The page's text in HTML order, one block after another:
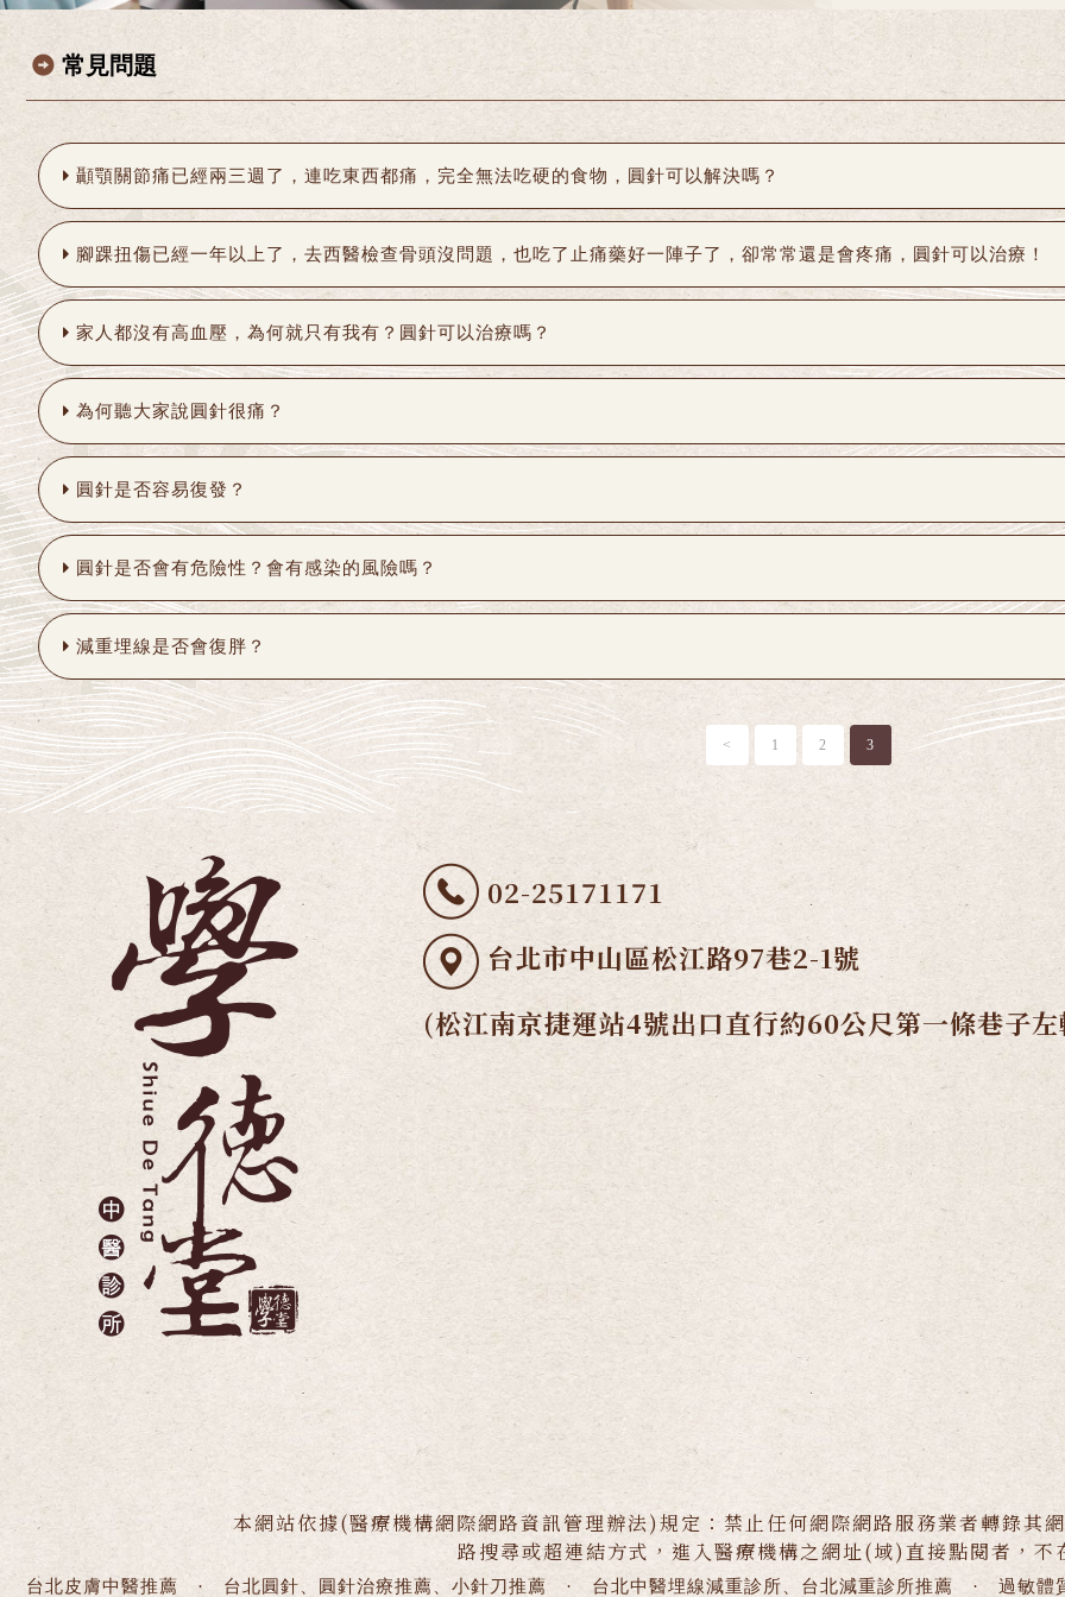
常見問題
顳顎關節痛已經兩三週了，連吃東西都痛，完全無法吃硬的食物，圓針可以解決嗎？
腳踝扭傷已經一年以上了，去西醫檢查骨頭沒問題，也吃了止痛藥好一陣子了，卻常常還是會疼痛，圓針可以治療！
家人都沒有高血壓，為何就只有我有？圓針可以治療嗎？
為何聽大家說圓針很痛？
圓針是否容易復發？
圓針是否會有危險性？會有感染的風險嗎？
減重埋線是否會復胖？
< 1 2 3
02-25171171
台北市中山區松江路97巷2-1號
(松江南京捷運站4號出口直行約60公尺第一條巷子
本網站依據(醫療機構網際網路資訊管理辦法)規定：禁止任何網際網路服務業者轉錄其
路搜尋或超連結方式，進入醫療機構之網址(域)直接點閱者，不
台北皮膚中醫推薦 · 台北圓針、圓針治療推薦、小針刀推薦 · 台北中醫埋線減重診所、台北減重診所推薦 · 過敏體